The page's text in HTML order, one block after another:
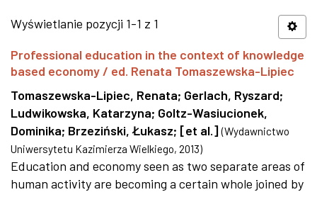
Wyświetlanie pozycji 1-1 z 1
Professional education in the context of knowledge
based economy / ed. Renata Tomaszewska-Lipiec
Tomaszewska-Lipiec, Renata; Gerlach, Ryszard;
Ludwikowska, Katarzyna; Goltz-Wasiucionek,
Dominika; Brzeziński, Łukasz; [et al.] (Wydawnictwo
Uniwersytetu Kazimierza Wielkiego, 2013)
Education and economy seen as two separate areas of
human activity are becoming a certain whole joined by